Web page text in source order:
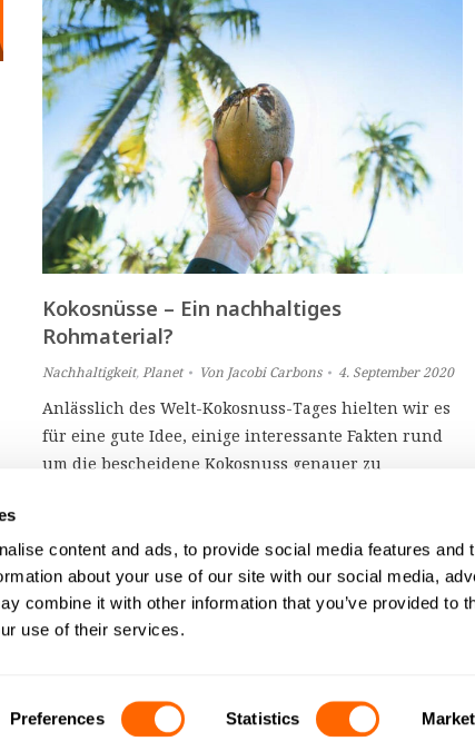
content and ads, to provide social media features and
about your use of our site with our social media,
combine it with other information that you’ve provided to
use of their services.
Preferences Statistics
Kokosnüsse – Ein nachhaltiges
Rohmaterial?
Nachhaltigkeit,Planet Von Jacobi Carbons 4. September 2020
Anlässlich des Welt-Kokosnuss-Tages hielten wir es
für eine gute Idee, einige interessante Fakten rund
um die bescheidene Kokosnuss genauer zu